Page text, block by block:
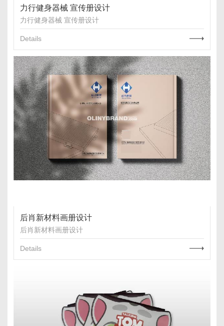
力行健身器械 宣传册设计
力行健身器械 宣传册设计
Details
后肖新材料画册设计
后肖新材料画册设计
Details